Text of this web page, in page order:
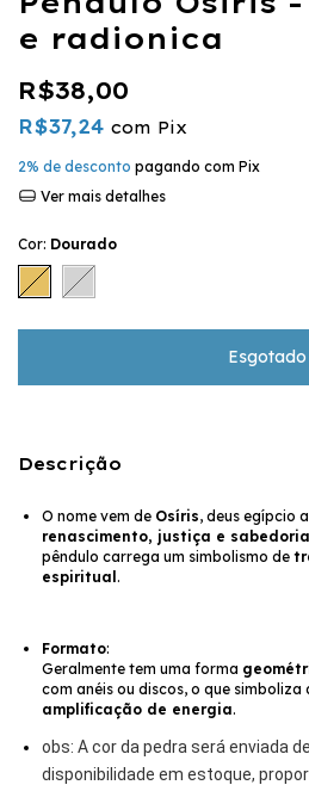
e radionica
R$38,00
R$37,24 com Pix
2% de desconto pagando com Pix
Ver mais detalhes
Cor: Dourado
Descrição
O nome vem de Osíris, deus egípcio
renascimento, justiça e
pêndulo carrega um simbolismo de
espiritual.
Formato:
Geralmente tem uma forma
com anéis ou discos, o que simboliza
amplificação de energia.
obs: A cor da pedra será enviada
disponibilidade em estoque,